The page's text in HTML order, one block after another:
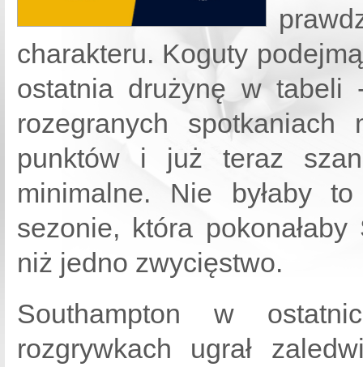
charakteru. Koguty
ostatnia drużynę w tabeli
rozegranych
punktów i już teraz
minimalne. Nie byłaby
sezonie, która
niż jedno zwycięstwo.
Southampton w
rozgrywkach ugrał